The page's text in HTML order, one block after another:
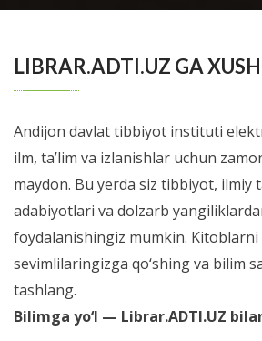
LIBRAR.ADTI.UZ GA
Andijon davlat tibbiyot instituti
ilm, ta’lim va izlanishlar uchun
maydon. Bu yerda siz tibbiyot, ilmiy
adabiyotlari va dolzarb
foydalanishingiz mumkin. Kitoblarni
sevimlilaringizga qo‘shing va bilim
tashlang.
Bilimga yo‘l — Librar.ADTI.UZ